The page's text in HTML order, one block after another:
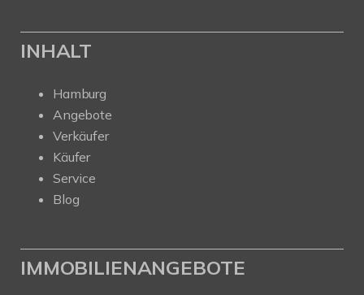
INHALT
Hamburg
Angebote
Verkäufer
Käufer
Service
Blog
IMMOBILIENANGEBOTE